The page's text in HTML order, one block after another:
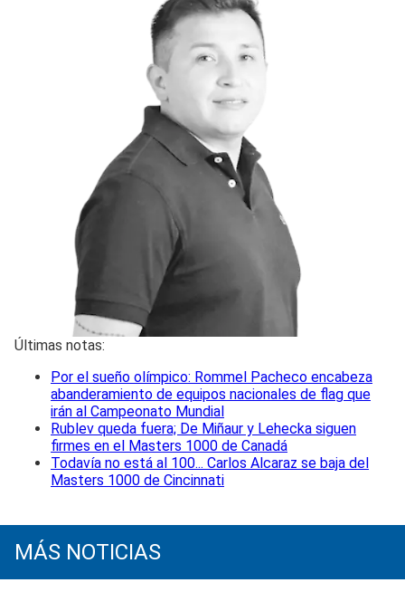
Últimas notas:
Por el sueño olímpico: Rommel Pacheco encabeza
abanderamiento de equipos nacionales de flag que
irán al Campeonato Mundial
Rublev queda fuera; De Miñaur y Lehecka siguen
firmes en el Masters 1000 de Canadá
Todavía no está al 100... Carlos Alcaraz se baja del
Masters 1000 de Cincinnati
MÁS NOTICIAS